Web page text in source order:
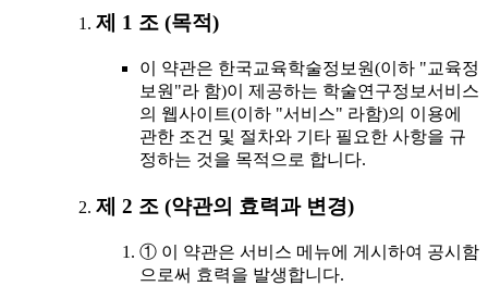
제 1 조 (목적)
이 약관은 한국교육학술정보원(이하 "교육정
보원"라 함)이 제공하는 학술연구정보서비스
의 웹사이트(이하 "서비스" 라함)의 이용에
관한 조건 및 절차와 기타 필요한 사항을 규
정하는 것을 목적으로 합니다.
제 2 조 (약관의 효력과 변경)
① 이 약관은 서비스 메뉴에 게시하여 공시함
으로써 효력을 발생합니다.